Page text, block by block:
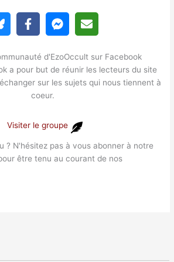
d'EzoOccult sur Facebook
a pour but de réunir les lecteurs du site
sur les sujets qui nous tiennent à
coeur.
Visiter le groupe
? N'hésitez pas à vous abonner à notre
être tenu au courant de nos